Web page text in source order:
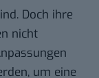
Doch ihre
nicht
um eine